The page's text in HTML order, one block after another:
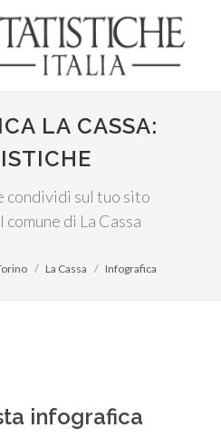
LA CASSA:
condividi sul tuo sito
di La Cassa
La Cassa Infografica
infografica